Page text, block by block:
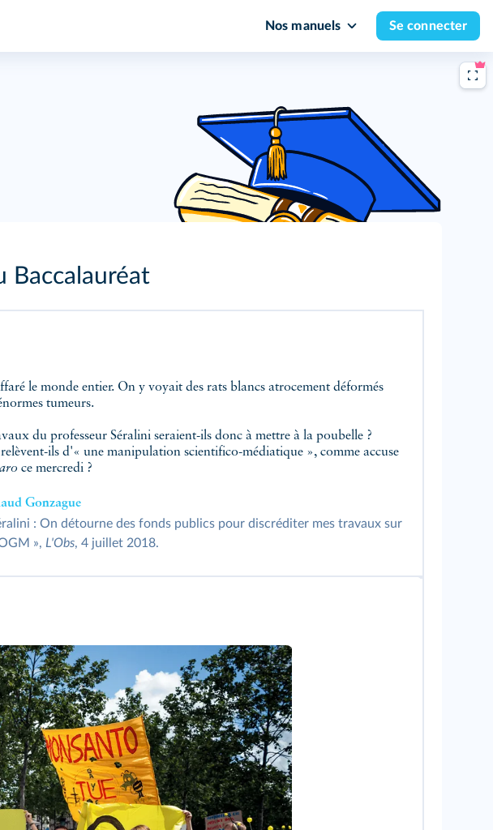
Nos manuels Se connecter
Baccalauréat
le monde entier. On y voyait des rats blancs atrocement déformés
tumeurs.
du professeur Séralini seraient-ils donc à mettre à la poubelle ?
ils d'« une manipulation scientifico-médiatique », comme accuse
ce mercredi ?
Gonzague
: On détourne des fonds publics pour discréditer mes travaux sur
», L'Obs, 4 juillet 2018.